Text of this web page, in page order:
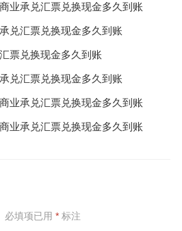
业承兑汇票兑换现金多久到账
兑汇票兑换现金多久到账
票兑换现金多久到账
兑汇票兑换现金多久到账
业承兑汇票兑换现金多久到账
业承兑汇票兑换现金多久到账
必填项已用 *标注